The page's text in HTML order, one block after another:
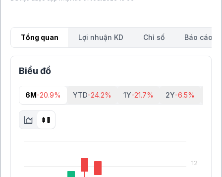
Tổng quan Lợi nhuận KD Chỉ số Báo cáo
Biểu đồ
6M-20.9% YTD-24.2% 1Y-21.7% 2Y-6.5%
12